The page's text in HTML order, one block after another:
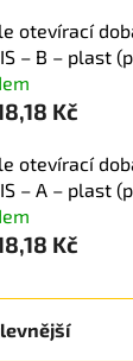
otevírací
– B – plast
Kč
otevírací
– A – plast
Kč